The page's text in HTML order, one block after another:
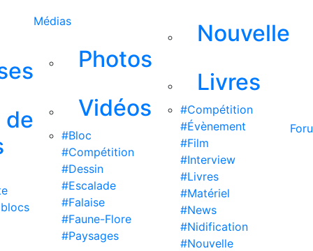
de
Médias
Photos
Vidéos
#Bloc
#Compétition
#Dessin
#Escalade
#Falaise
#Faune-Flore
#Paysages
Nouvelle
Livres
#Compétition
#Évènement
#Film
#Interview
#Livres
#Matériel
#News
#Nidification
#Nouvelle